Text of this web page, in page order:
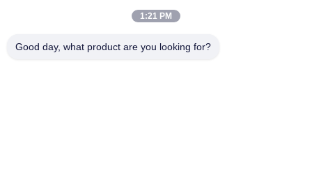
দ্রুত যোগাযোগ
1:21 PM
Good day, what product are you looking for?